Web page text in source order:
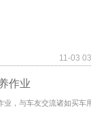
11-03
作业
业，与车友交流诸如买车